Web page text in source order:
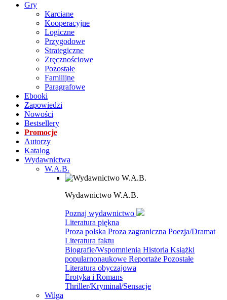
Gry
Karciane
Kooperacyjne
Logiczne
Przygodowe
Strategiczne
Zręcznościowe
Pozostałe
Familijne
Paragrafowe
Ebooki
Zapowiedzi
Nowości
Bestsellery
Promocje
Autorzy
Katalog
Wydawnictwa
W.A.B.
Wydawnictwo W.A.B.
Poznaj wydawnictwo
Literatura piękna
Proza polska Proza zagraniczna Poezja/Dramat
Literatura faktu
Biografie/Wspomnienia Historia Książki
popularnonaukowe Reportaże Pozostałe
Literatura obyczajowa
Erotyka i Romans
Thriller/Kryminał/Sensacje
Wilga